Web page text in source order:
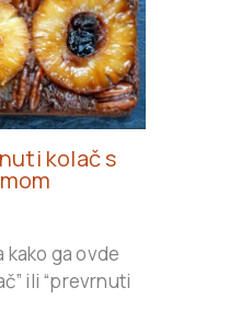
kolač s
kako ga ovde
ili “prevrnuti